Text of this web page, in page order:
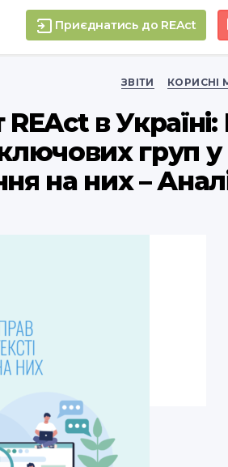
Приєднатись до REAct
ЗВІТИ КОРИСНІ
в
груп у
на них –